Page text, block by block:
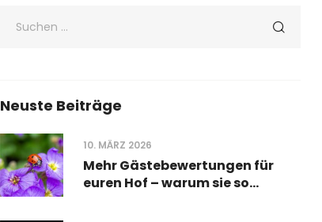
Neuste Beiträge
Mehr Gästebewertungen für
euren Hof – warum sie so
10. MÄRZ 2026